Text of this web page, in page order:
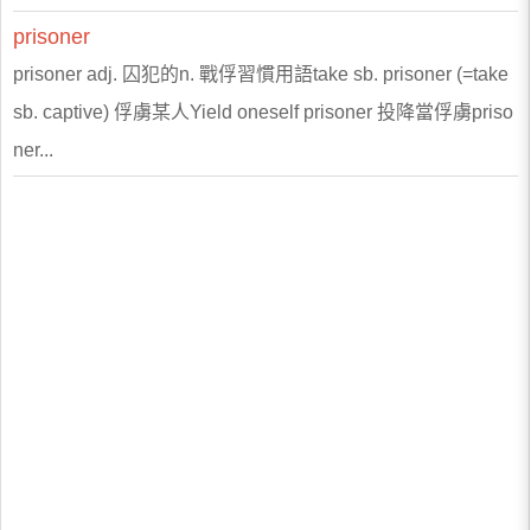
prisoner
prisoner adj. 囚犯的n. 戰俘習慣用語take sb. prisoner (=take
sb. captive) 俘虜某人Yield oneself prisoner 投降當俘虜priso
ner...